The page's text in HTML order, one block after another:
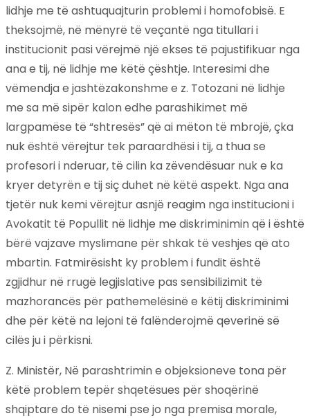
lidhje me të ashtuquajturin problemi i homofobisë. E
theksojmë, në mënyrë të veçantë nga titullari i
institucionit pasi vërejmë një ekses të pajustifikuar nga
ana e tij, në lidhje me këtë çështje. Interesimi dhe
vëmendja e jashtëzakonshme e z. Totozani në lidhje
me sa më sipër kalon edhe parashikimet më
largpamëse të “shtresës” që ai mëton të mbrojë, çka
nuk është vërejtur tek paraardhësi i tij, a thua se
profesori i nderuar, të cilin ka zëvendësuar nuk e ka
kryer detyrën e tij siç duhet në këtë aspekt. Nga ana
tjetër nuk kemi vërejtur asnjë reagim nga institucioni i
Avokatit të Popullit në lidhje me diskriminimin që i është
bërë vajzave myslimane për shkak të veshjes që ato
mbartin. Fatmirësisht ky problem i fundit është
zgjidhur në rrugë legjislative pas sensibilizimit të
mazhorancës për pathemelësinë e këtij diskriminimi
dhe për këtë na lejoni të falënderojmë qeverinë së
cilës ju i përkisni.
Z. Ministër, Në parashtrimin e objeksioneve tona për
këtë problem tepër shqetësues për shoqërinë
shqiptare do të nisemi pse jo nga premisa morale,